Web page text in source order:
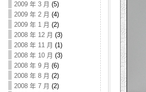
2009 年 3 月 (5)
2009 年 2 月 (4)
2009 年 1 月 (2)
2008 年 12 月 (3)
2008 年 11 月 (1)
2008 年 10 月 (3)
2008 年 9 月 (6)
2008 年 8 月 (2)
2008 年 7 月 (2)